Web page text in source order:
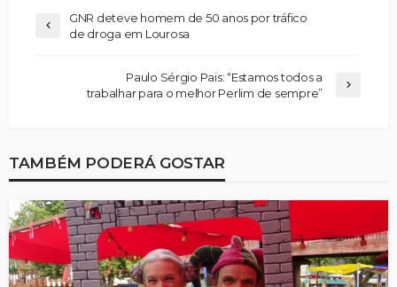
GNR deteve homem de 50 anos por tráfico
de droga em Lourosa
Paulo Sérgio Pais: “Estamos todos a
trabalhar para o melhor Perlim de sempre”
TAMBÉM PODERÁ GOSTAR